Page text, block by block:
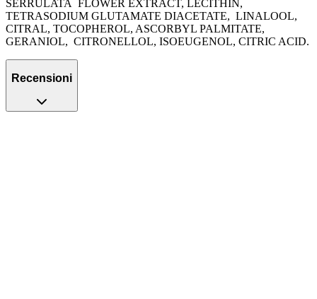
SERRULATA FLOWER EXTRACT, LECITHIN,
TETRASODIUM GLUTAMATE DIACETATE, LINALOOL,
CITRAL, TOCOPHEROL, ASCORBYL PALMITATE,
GERANIOL, CITRONELLOL, ISOEUGENOL, CITRIC ACID.
Recensioni